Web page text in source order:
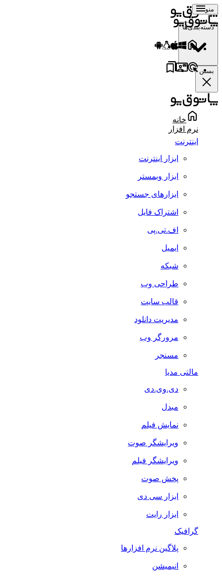
منو
دسته‌بندی‌ها
بستن
خانه
نرم افزار
اینترنت
ابزار اینترنت
ابزار وبمستر
ابزارهای جستجو
اشتراک فایل
اف.تی.پی
ایمیل
شبکه
طراحی وب
قالب سایت
مدیریت دانلود
مرورگر وب
مسنجر
مالتی مدیا
دی.وی.دی
مبدل
نمایش فیلم
ویرایشگر صوت
ویرایشگر فیلم
پخش صوت
ابزار سی دی
ابزار رایت
گرافیک
پلاگین نرم افزارها
انیمیشن